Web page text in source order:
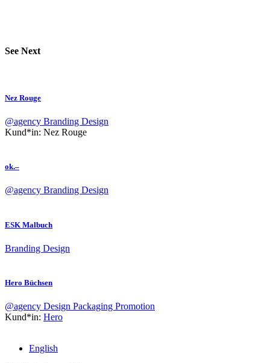
See Next
Nez Rouge
@agency Branding Design
Kund*in: Nez Rouge
ok.–
@agency Branding Design
ESK Malbuch
Branding Design
Hero Büchsen
@agency Design Packaging Promotion
Kund*in: Hero
English